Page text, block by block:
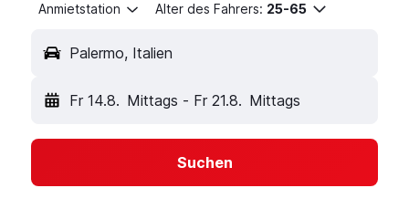
Anmietstation Alter des Fahrers: 25-65
Palermo, Italien
Fr 14.8. Mittags - Fr 21.8. Mittags
Suchen